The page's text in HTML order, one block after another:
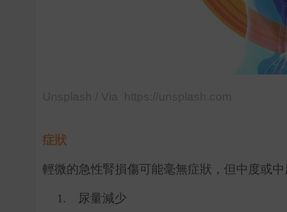
症狀
輕微的急性腎損傷可能毫無症狀，但中度或
1. 尿量減少